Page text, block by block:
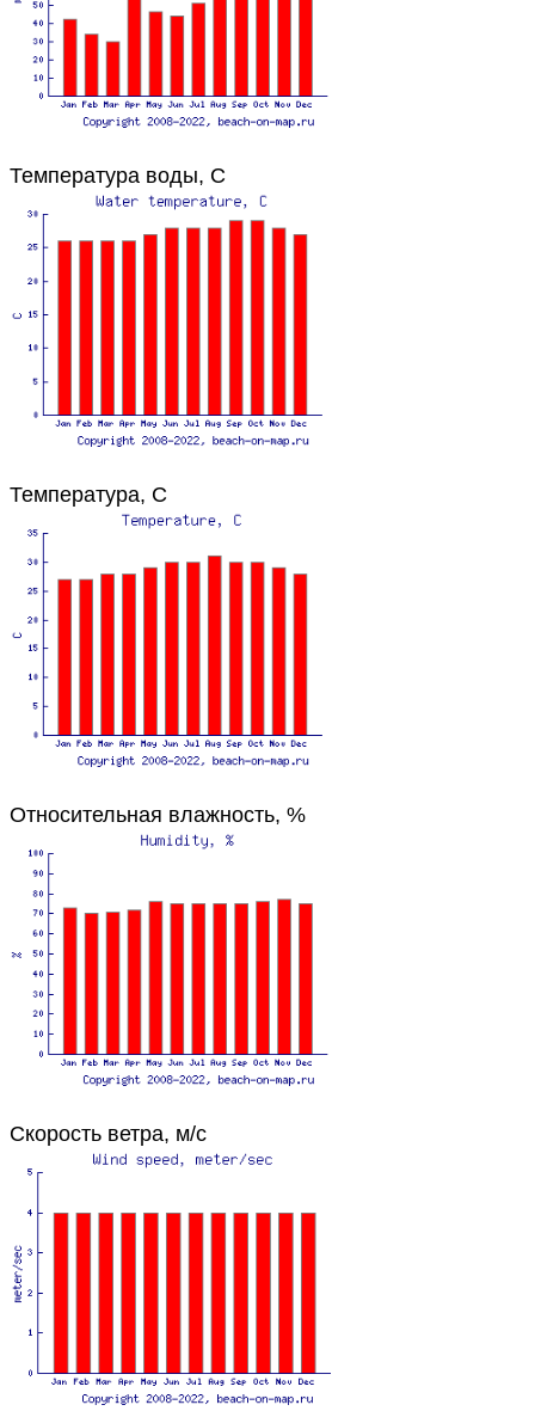
Температура воды, C
Температура, C
Относительная влажность, %
Скорость ветра, м/с